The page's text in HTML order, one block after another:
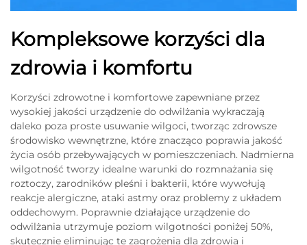
Kompleksowe korzyści dla
zdrowia i komfortu
Korzyści zdrowotne i komfortowe zapewniane przez
wysokiej jakości urządzenie do odwilżania wykraczają
daleko poza proste usuwanie wilgoci, tworząc zdrowsze
środowisko wewnętrzne, które znacząco poprawia jakość
życia osób przebywających w pomieszczeniach. Nadmierna
wilgotność tworzy idealne warunki do rozmnażania się
roztoczy, zarodników pleśni i bakterii, które wywołują
reakcje alergiczne, ataki astmy oraz problemy z układem
oddechowym. Poprawnie działające urządzenie do
odwilżania utrzymuje poziom wilgotności poniżej 50%,
skutecznie eliminując te zagrożenia dla zdrowia i